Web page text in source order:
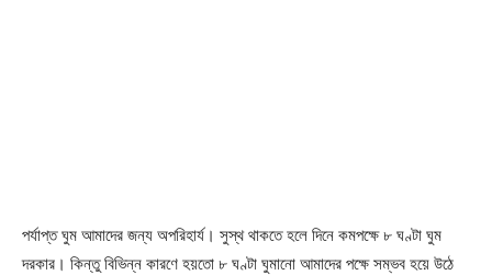
পর্যাপ্ত ঘুম আমাদের জন্য অপরিহার্য। সুস্থ থাকতে হলে দিনে কমপক্ষে ৮ ঘণ্টা ঘুম
দরকার। কিন্তু বিভিন্ন কারণে হয়তো ৮ ঘণ্টা ঘুমানো আমাদের পক্ষে সম্ভব হয়ে উঠে